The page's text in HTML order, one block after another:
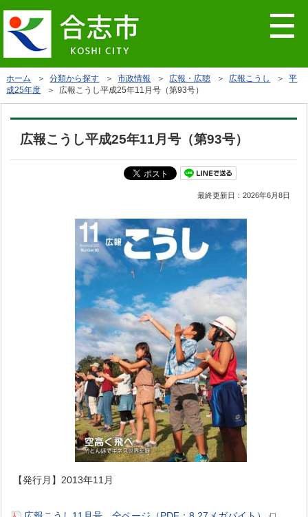
ホーム ＞分類から探す ＞市政情報 ＞ 広報・広聴 ＞ 広報こうし ＞平
成25年度 ＞ 広報こうし平成25年11月号（第93号）
広報こうし平成25年11月号（第93号）
最終更新日：2026年6月8日
【発行月】2013年11月